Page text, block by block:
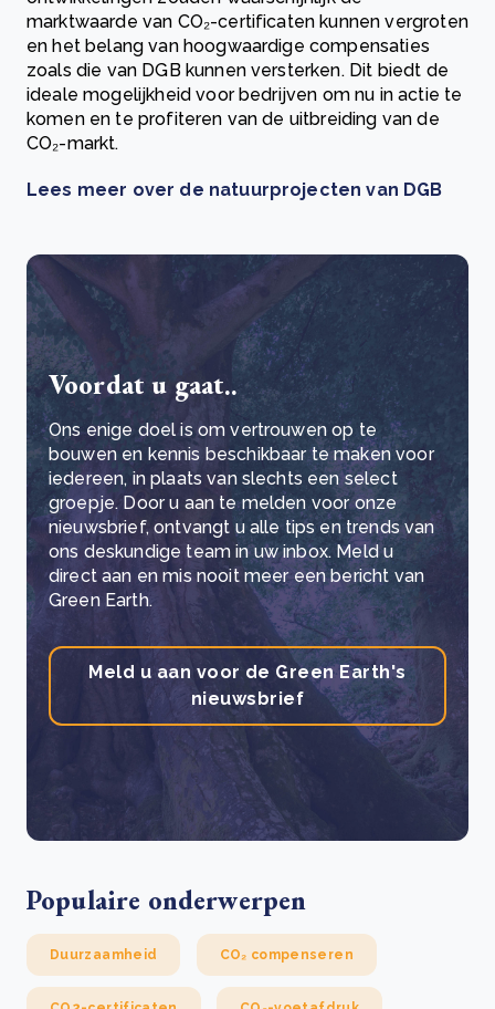
marktwaarde van CO₂-certificaten kunnen vergroten
en het belang van hoogwaardige compensaties
zoals die van DGB kunnen versterken. Dit biedt de
ideale mogelijkheid voor bedrijven om nu in actie te
komen en te profiteren van de uitbreiding van de
CO₂-markt.
Lees meer over de natuurprojecten van DGB
Voordat u gaat..
Ons enige doel is om vertrouwen op te
bouwen en kennis beschikbaar te maken voor
iedereen, in plaats van slechts een select
groepje. Door u aan te melden voor onze
nieuwsbrief, ontvangt u alle tips en trends van
ons deskundige team in uw inbox. Meld u
direct aan en mis nooit meer een bericht van
Green Earth.
Meld u aan voor de Green Earth's
nieuwsbrief
Populaire onderwerpen
Duurzaamheid CO₂ compenseren